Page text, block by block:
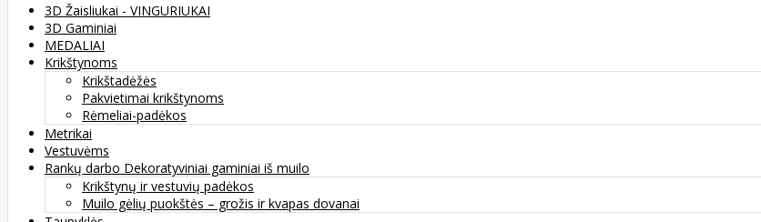
3D Žaisliukai - VINGURIUKAI
3D Gaminiai
MEDALIAI
Krikštynoms
Krikštadėžės
Pakvietimai krikštynoms
Rėmeliai-padėkos
Metrikai
Vestuvėms
Rankų darbo Dekoratyviniai gaminiai iš muilo
Krikštynų ir vestuvių padėkos
Muilo gėlių puokštės – grožis ir kvapas dovanai